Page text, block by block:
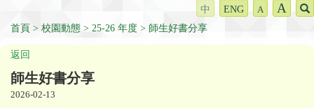
中 ENG A A
首頁 校園動態 25-26 年度 師生好書分享
返回
師生好書分享
2026-02-13